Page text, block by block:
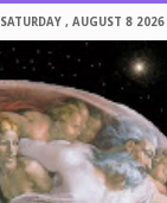
SATURDAY , AUGUST 8 2026